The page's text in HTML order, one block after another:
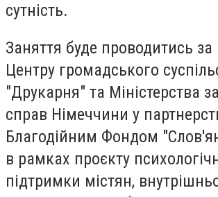
сутність.
Заняття буде проводитись
Центру громадського
"Друкарня" та Міністерства
справ Німеччини у
Благодійним Фондом
в рамках проєкту
підтримки містян,